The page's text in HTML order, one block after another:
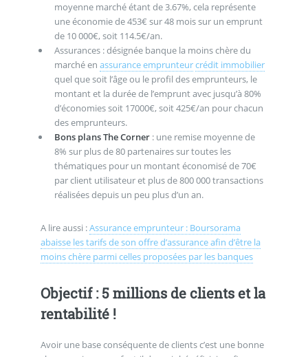
moyenne marché étant de 3.67%, cela représente
une économie de 453€ sur 48 mois sur un emprunt
de 10 000€, soit 114.5€/an.
Assurances : désignée banque la moins chère du
marché en assurance emprunteurcrédit immobilier
quel que soit l’âge ou le profil des emprunteurs, le
montant et la durée de l’emprunt avec jusqu’à 80%
d’économies soit 17000€, soit 425€/an pour chacun
des emprunteurs.
Bons plans The Corner: une remise moyenne de
8% sur plus de 80 partenaires sur toutes les
thématiques pour un montant économisé de 70€
par client utilisateur et plus de 800 000 transactions
réalisées depuis un peu plus d’un an.
A lire aussi :Assurance emprunteur : Boursorama
abaisse les tarifs de son offre d’assurance afin d’être la
moins chère parmi celles proposées par les banques
Objectif : 5 millions de clients et la
rentabilité !
Avoir une base conséquente de clients c’est une bonne